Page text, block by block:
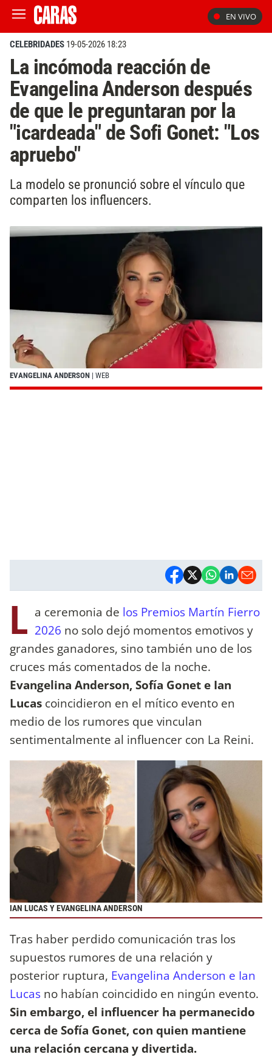
EN VIVO
CELEBRIDADES 19-05-2026 18:23
La incómoda reacción de
Evangelina Anderson después
de que le preguntaran por la
"icardeada" de Sofi Gonet: "Los
apruebo"
La modelo se pronunció sobre el vínculo que
comparten los influencers.
EVANGELINA ANDERSON | WEB
L a ceremonia de los Premios Martín Fierro
2026 no solo dejó momentos emotivos y
grandes ganadores, sino también uno de los
cruces más comentados de la noche.
Evangelina Anderson, Sofía Gonet e Ian
Lucas coincidieron en el mítico evento en
medio de los rumores que vinculan
sentimentalmente al influencer con La Reini.
IAN LUCAS Y EVANGELINA ANDERSON
Tras haber perdido comunicación tras los
supuestos rumores de una relación y
posterior ruptura, Evangelina Anderson e Ian
Lucas no habían coincidido en ningún evento.
Sin embargo, el influencer ha permanecido
cerca de Sofía Gonet, con quien mantiene
una relación cercana y divertida.